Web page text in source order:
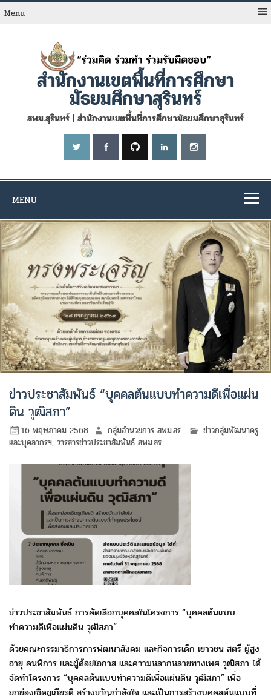
Skip
toMenu
สำนักงานเขตพื้นที่การศึกษา
มัธยมศึกษาสุรินทร์
สพม.สุรินทร์ | สำนักงานเขตพื้นที่การศึกษามัธยมศึกษาสุรินทร์
MENU
ข่าวประชาสัมพันธ์ “บุคคลต้นแบบทำความดีเพื่อแผ่น
ดิน วุฒิสภา”
16 พฤษภาคม 2568 กลุ่มอำนวยการ สพม.สร
ข่าวกลุ่มพัฒนาครู
และบุคลากรฯ,วารสารข่าวประชาสัมพันธ์ สพม.สร
ข่าวประชาสัมพันธ์ การคัดเลือกบุคคลในโครงการ “บุคคลต้นแบบ
ทำความดีเพื่อแผ่นดิน วุฒิสภา”
ด้วยคณะกรรมาธิการการพัฒนาสังคม และกิจการเด็ก เยาวชน สตรี ผู้สูง
อายุ คนพิการ และผู้ด้อยโอกาส และความหลากหลายทางเพศ วุฒิสภา ได้
จัดทำโครงการ “บุคคลต้นแบบทำความดีเพื่อแผ่นดิน วุฒิสภา” เพื่อ
ยกย่องเชิดชูเกียรติ สร้างขวัญกำลังใจ และเป็นการสร้างบุคคลต้นแบบที่